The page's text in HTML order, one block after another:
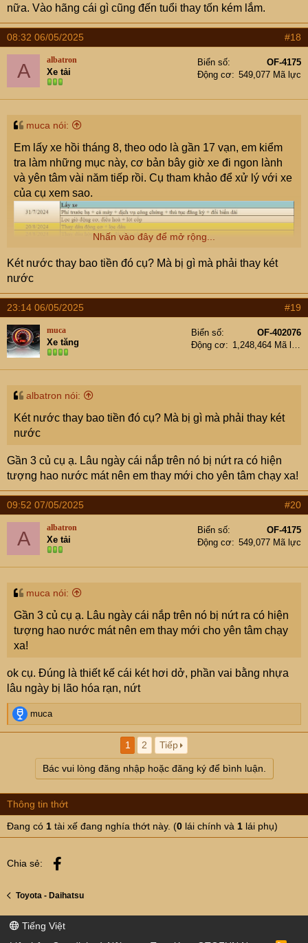
nữa. Vào hãng cái gì cũng đến tuổi thay tốn kém lắm.
08:32 06/05/2025 #18
A albatron
Xe tải
Biển số
OF-4175
Động cơ
549,077 Mã lực
muca nói:
Em lấy xe hồi tháng 8, theo odo là gần 17 vạn, em kiểm
tra làm những mục này, cơ bản bây giờ xe đi ngon lành
và yên tâm vài năm tiếp rồi. Cụ tham khảo để xử lý với xe
của cụ xem sao.
Nhấn vào đây để mở rộng...
Két nước thay bao tiền đó cụ? Mà bị gì mà phải thay két
nước
23:14 06/05/2025 #19
muca
Xe tăng
Biển số
OF-402076
Động cơ
1,248,464 Mã lực
albatron nói:
Két nước thay bao tiền đó cụ? Mà bị gì mà phải thay két
nước
Gần 3 củ cụ ạ. Lâu ngày cái nắp trên nó bị nứt ra có hiện
tượng hao nước mát nên em thay mới cho yên tâm chạy xa!
09:52 07/05/2025 #20
A albatron
Xe tải
Biển số
OF-4175
Động cơ
549,077 Mã lực
muca nói:
Gần 3 củ cụ ạ. Lâu ngày cái nắp trên nó bị nứt ra có hiện
tượng hao nước mát nên em thay mới cho yên tâm chạy
xa!
ok cụ. Đúng là thiết kế cái két hơi dở, phần vai bằng nhựa
lâu ngày bị lão hóa rạn, nứt
R
e
s
muca
1 2 Tiếp
Bác vui lòng đăng nhập hoặc đăng ký để bình luận.
Thông tin thớt
Đang có 1 tài xế đang nghía thớt này. (0 lái chính và 1 lái phụ)
Chia sẻ:
Toyota - Daihatsu
Tiếng Việt